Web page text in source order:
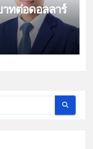
าทต่อดอลลาร์